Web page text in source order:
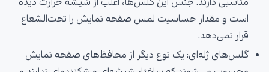
است و مقدار حساسیت لمس صفحه نمایش را تحت‌الشعاع
قرار نمی‌دهد.
گلس‌های ژله‌ای: یک نوع دیگر از محافظ‌های صفحه نمایش